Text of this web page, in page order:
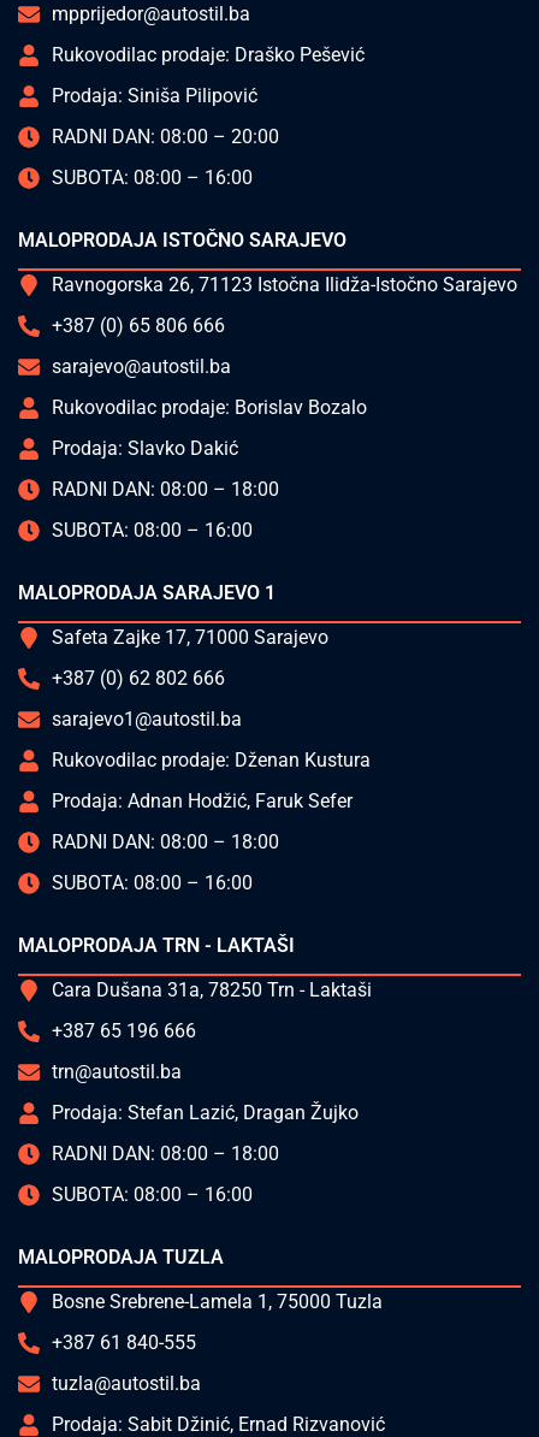
mpprijedor@autostil.ba
Rukovodilac prodaje: Draško Pešević
Prodaja: Siniša Pilipović
RADNI DAN: 08:00 – 20:00
SUBOTA: 08:00 – 16:00
MALOPRODAJA ISTOČNO SARAJEVO
Ravnogorska 26, 71123 Istočna Ilidža-Istočno Sarajevo
+387 (0) 65 806 666
sarajevo@autostil.ba
Rukovodilac prodaje: Borislav Bozalo
Prodaja: Slavko Dakić
RADNI DAN: 08:00 – 18:00
SUBOTA: 08:00 – 16:00
MALOPRODAJA SARAJEVO 1
Safeta Zajke 17, 71000 Sarajevo
+387 (0) 62 802 666
sarajevo1@autostil.ba
Rukovodilac prodaje: Dženan Kustura
Prodaja: Adnan Hodžić, Faruk Sefer
RADNI DAN: 08:00 – 18:00
SUBOTA: 08:00 – 16:00
MALOPRODAJA TRN - LAKTAŠI
Cara Dušana 31a, 78250 Trn - Laktaši
+387 65 196 666
trn@autostil.ba
Prodaja: Stefan Lazić, Dragan Žujko
RADNI DAN: 08:00 – 18:00
SUBOTA: 08:00 – 16:00
MALOPRODAJA TUZLA
Bosne Srebrene-Lamela 1, 75000 Tuzla
+387 61 840-555
tuzla@autostil.ba
Prodaja: Sabit Džinić, Ernad Rizvanović